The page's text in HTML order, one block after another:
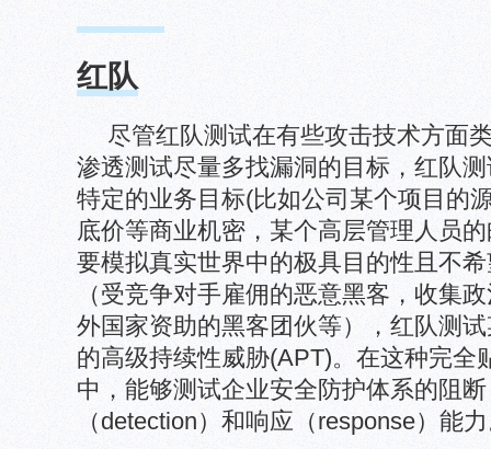
红队
尽管红队测试在有些攻击技术方面
渗透测试尽量多找漏洞的目标，红队
特定的业务目标(比如公司某个项目的
底价等商业机密，某个高层管理人员
要模拟真实世界中的极具目的性且不
（受竞争对手雇佣的恶意黑客，收集
外国家资助的黑客团伙等），红队测
的高级持续性威胁(APT)。在这种完全
中，能够测试企业安全防护体系的阻
（detection）和响应（response）能